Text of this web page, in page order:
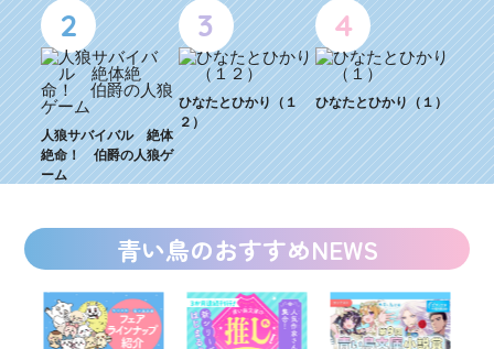
2
人狼サバイバル 絶体
絶命！ 伯爵の人狼ゲ
ーム
3
ひなたとひかり（１
２）
4
ひなたとひかり（１）
青い鳥のおすすめNEWS